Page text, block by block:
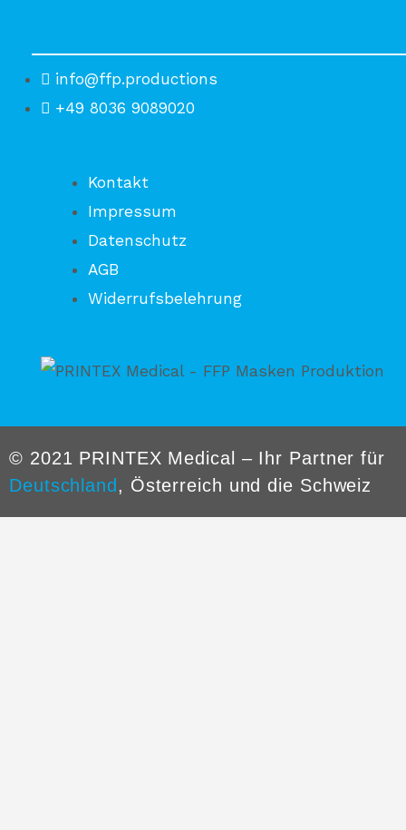
info@ffp.productions
+49 8036 9089020
Kontakt
Impressum
Datenschutz
AGB
Widerrufsbelehrung
© 2021 PRINTEX Medical – Ihr Partner für
Deutschland, Österreich und die Schweiz